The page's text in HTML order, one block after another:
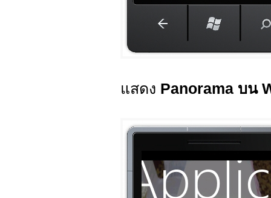
แสดง Panorama บน